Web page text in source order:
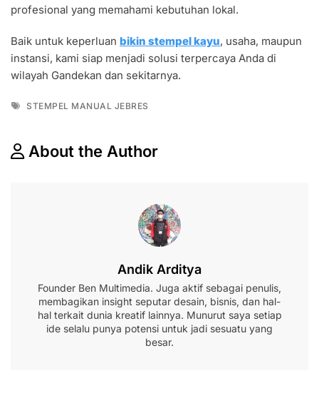
profesional yang memahami kebutuhan lokal.
Baik untuk keperluan bikin stempel kayu, usaha, maupun
instansi, kami siap menjadi solusi terpercaya Anda di
wilayah Gandekan dan sekitarnya.
Tags
STEMPEL MANUAL JEBRES
About the Author
Andik Arditya
Founder Ben Multimedia. Juga aktif sebagai penulis,
membagikan insight seputar desain, bisnis, dan hal-
hal terkait dunia kreatif lainnya. Munurut saya setiap
ide selalu punya potensi untuk jadi sesuatu yang
besar.